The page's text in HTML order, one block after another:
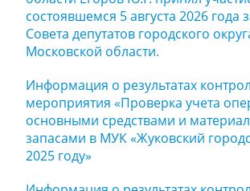
состоявшемся 5 августа 2026 года
Совета депутатов городского
Московской области.
Информация о результатах
мероприятия «Проверка учета
основными средствами и
запасами в МУК «Жуковский
2025 году»